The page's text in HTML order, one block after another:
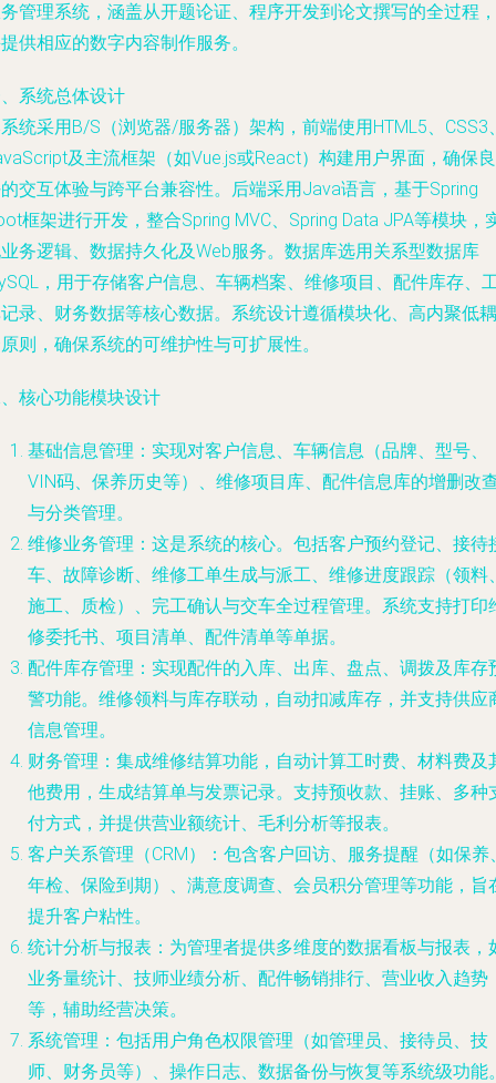
管理系统，涵盖从开题论证、程序开发到论文撰写的全过程，
供相应的数字内容制作服务。
系统总体设计
统采用B/S（浏览器/服务器）架构，前端使用HTML5、CSS3
及主流框架（如Vue.js或React）构建用户界面，确保良
交互体验与跨平台兼容性。后端采用Java语言，基于Spring
框架进行开发，整合Spring MVC、Spring Data JPA等模块，
务逻辑、数据持久化及Web服务。数据库选用关系型数据库
，用于存储客户信息、车辆档案、维修项目、配件库存、
录、财务数据等核心数据。系统设计遵循模块化、高内聚低耦
则，确保系统的可维护性与可扩展性。
核心功能模块设计
基础信息管理：实现对客户信息、车辆信息（品牌、型号、
VIN码、保养历史等）、维修项目库、配件信息库的增删改
与分类管理。
维修业务管理：这是系统的核心。包括客户预约登记、接待
车、故障诊断、维修工单生成与派工、维修进度跟踪（领料
施工、质检）、完工确认与交车全过程管理。系统支持打印
修委托书、项目清单、配件清单等单据。
配件库存管理：实现配件的入库、出库、盘点、调拨及库存
警功能。维修领料与库存联动，自动扣减库存，并支持供应
信息管理。
财务管理：集成维修结算功能，自动计算工时费、材料费及
他费用，生成结算单与发票记录。支持预收款、挂账、多种
付方式，并提供营业额统计、毛利分析等报表。
客户关系管理（CRM）：包含客户回访、服务提醒（如保养
年检、保险到期）、满意度调查、会员积分管理等功能，旨
提升客户粘性。
统计分析与报表：为管理者提供多维度的数据看板与报表，
业务量统计、技师业绩分析、配件畅销排行、营业收入趋势
等，辅助经营决策。
系统管理：包括用户角色权限管理（如管理员、接待员、技
师、财务员等）、操作日志、数据备份与恢复等系统级功能